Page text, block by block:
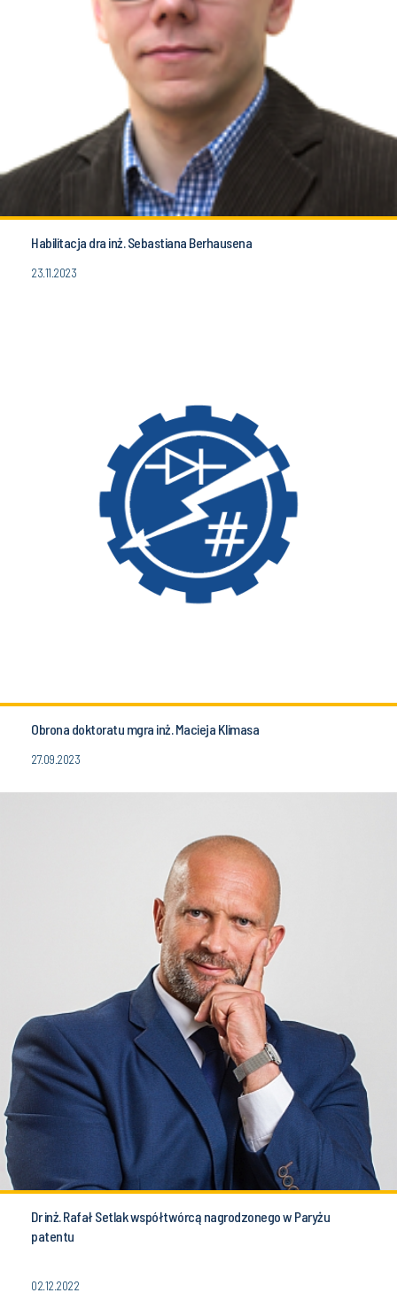
Habilitacja dra inż. Sebastiana Berhausena
23.11.2023
Obrona doktoratu mgra inż. Macieja Klimasa
27.09.2023
Dr inż. Rafał Setlak współtwórcą nagrodzonego w Paryżu
patentu
02.12.2022